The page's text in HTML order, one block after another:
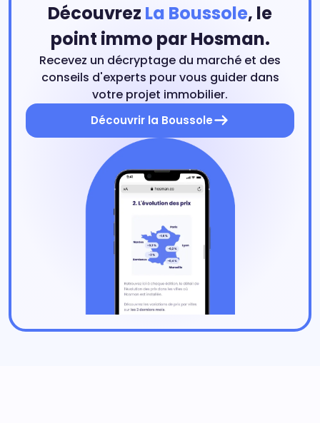
Découvrez La Boussole, le
point immo par Hosman.
Recevez un décryptage du marché et des
conseils d'experts pour vous guider dans
votre projet immobilier.
Découvrir la Boussole